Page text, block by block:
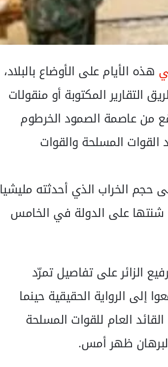
هذه الأيام على الأوضاع بالبلاد،
المكتوبة أو منقولات
من عاصمة الصمود الخرطوم
القوات المسلحة والقوات
حجم الخراب الذي أحدثته مليشيا
شنتها على الدولة في الخامس
الزائر على تفاصيل تمرّد
إلى الرواية الحقيقية حينما
القائد العام للقوات المسلحة
ظهر أمس.